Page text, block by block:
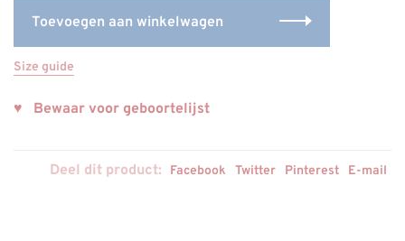
Toevoegen aan winkelwagen
Size guide
♥ Bewaar voor geboortelijst
Deel dit product: Facebook Twitter Pinterest E-mail